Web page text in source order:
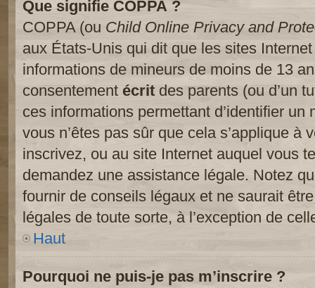
Que signifie COPPA ?
COPPA (ou Child Online Privacy and
aux États-Unis qui dit que les sites
informations de mineurs de moins de 13
consentement écrit des parents (ou d’un
ces informations permettant d’identifier
vous n’êtes pas sûr que cela s’applique à
inscrivez, ou au site Internet auquel vous
demandez une assistance légale. Notez
fournir de conseils légaux et ne saurait
légales de toute sorte, à l’exception de
Haut
Pourquoi ne puis-je pas m’inscrire ?